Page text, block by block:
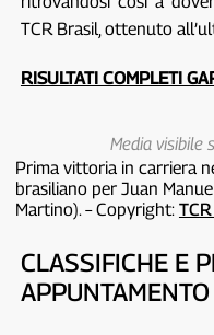
TCR Brasil, ottenuto
RISULTATI COMPLETI
Media visibile
Prima vittoria in carriera
brasiliano per Juan
Martino). – Copyright:
CLASSIFICHE E
APPUNTAMENTO